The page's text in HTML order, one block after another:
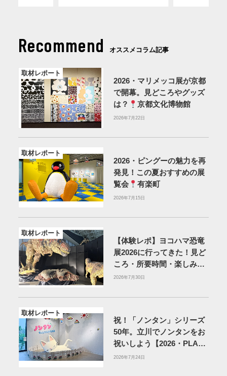
Recommend オススメコラム記事
取材レポート
2026・マリメッコ展が京都
で開幕。見どころやグッズ
は？
京都文化博物館
2026年7月22日
取材レポート
2026・ピングーの魅力を再
発見！この夏おすすめの展
覧会
有楽町
2026年7月15日
取材レポート
【体験レポ】ヨコハマ恐竜
展2026に行ってきた！見ど
ころ・所要時間・楽しみ方
を紹介
2026年7月30日
取材レポート
祝！「ノンタン」シリーズ
50年。立川でノンタンをお
祝いしよう【2026・PLAY!
MUSEUM】
2026年7月24日